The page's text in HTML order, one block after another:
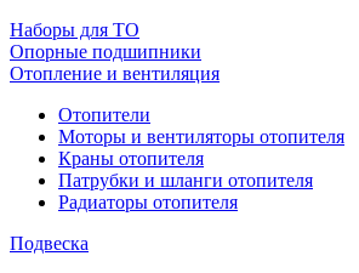
Наборы для ТО
Опорные подшипники
Отопление и вентиляция
Отопители
Моторы и вентиляторы отопителя
Краны отопителя
Патрубки и шланги отопителя
Радиаторы отопителя
Подвеска